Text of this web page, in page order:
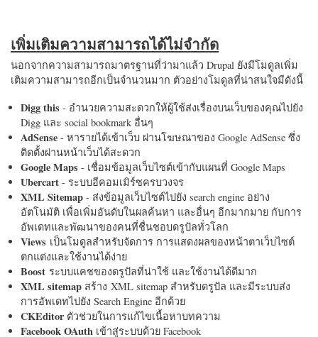
เพิ่มเติมความสามารถได้ไม่จำกัด
นอกจากความสามารถมาตรฐานที่ว่ามาแล้ว Drupal ยังมีโมดูลเพิ่ม
เติมความสามารถอีกเป็นจำนวนมาก ตัวอย่างโมดูลที่น่าสนใจมีดังนี้
Digg this - อำนวยความสะดวกให้ผู้ใช้ส่งเรื่องบนเว็บของคุณไปยัง
Digg และ social bookmark อื่นๆ
AdSense - หารายได้เข้าเว็บ ผ่านโฆษณาของ Google AdSense ซึ่ง
ติดตั้งผ่านหน้าเว็บได้สะดวก
Google Maps - เชื่อมข้อมูลเว็บไซต์เข้ากับแผนที่ Google Maps
Ubercart - ระบบอีคอมเมิร์ซครบวงจร
XML Sitemap - ส่งข้อมูลเว็บไซต์ไปยัง search engine อย่าง
อัตโนมัติ เพื่อเพิ่มอันดับในผลค้นหา และอื่นๆ อีกมากมาย กับการ
อัพเดทและพัฒนาของคนที่ชื่นชอบดรูปัลทั่วโลก
Views เป็นโมดูลสำหรับจัดการ การแสดงผลของหน้าตาเว็บไซต์
ตกแต่งและใช้งานได้ง่าย
Boost ระบบแคชของดรูปัลที่น่าใช้ และใช้งานได้ดีมาก
XML sitemap สร้าง XML sitemap สำหรับดรูปัล และมีระบบส่ง
การอัพเดทไปยัง Search Engine อีกด้วย
CKEditorตัวช่วยในการแก้ไขเนื้อหาบทความ
Facebook OAuth เข้าสู่ระบบด้วย Facebook